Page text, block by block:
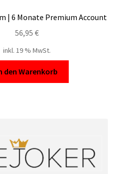
| 6 Monate Premium Account
56,95 €
inkl. 19 % MwSt.
den Warenkorb